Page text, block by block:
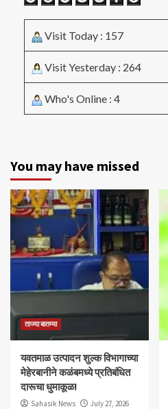
Visit Today : 157
Visit Yesterday : 264
Who's Online : 4
You may have missed
ताज्या बातम्या
यवतमाळ उत्पादन शुल्क विभागाच्या
मेहेरबानीने कळंबमध्ये प्रतिबंधित
दारूचा धुमाकूळ!
Sahasik News
July 27, 2026